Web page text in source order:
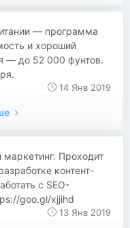
— программа
и хороший
— до 52 000 фунтов.
14 Янв 2019
Проходит
контент-
с SEO-
goo.gl/xjjihd
13 Янв 2019